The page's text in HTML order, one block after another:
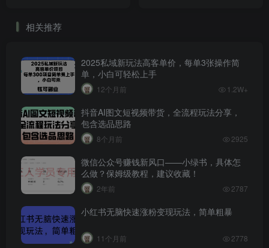
相关推荐
2025私域新玩法高客单价，每单3张操作简
单，小白可轻松上手
12个月前 1.2W+
抖音AI图文短视频带货，全流程玩法分享，
包含选品思路
8个月前 2925
微信公众号赚钱新风口——小绿书，具体怎
么做？保姆级教程，建议收藏！
2年前 2787
小红书无脑快速涨粉变现玩法，简单粗暴
11个月前 2778